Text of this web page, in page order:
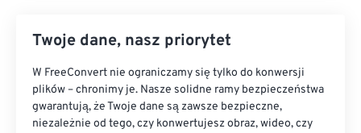
Twoje dane, nasz priorytet
W FreeConvert nie ograniczamy się tylko do konwersji
plików – chronimy je. Nasze solidne ramy bezpieczeństwa
gwarantują, że Twoje dane są zawsze bezpieczne,
niezależnie od tego, czy konwertujesz obraz, wideo, czy